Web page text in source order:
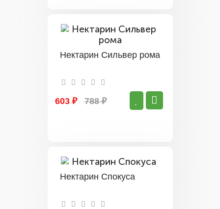
Нектарин Сильвер рома
603 ₽ 788 ₽
Нектарин Спокуса